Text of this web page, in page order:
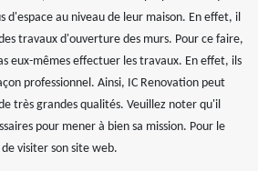
d'espace au niveau de leur maison. En effet, il
travaux d'ouverture des murs. Pour ce faire,
eux-mêmes effectuer les travaux. En effet, ils
professionnel. Ainsi, IC Renovation peut
très grandes qualités. Veuillez noter qu'il
pour mener à bien sa mission. Pour le
visiter son site web.